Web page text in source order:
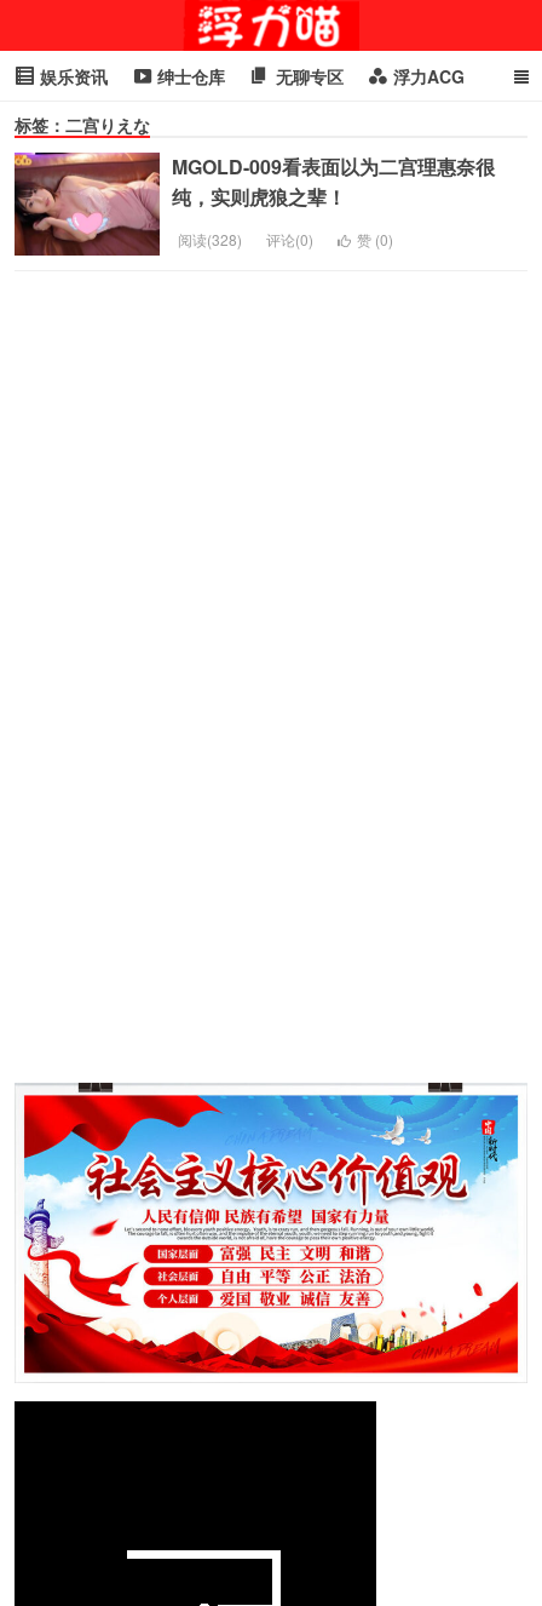
喵星闻
娱乐资讯 绅士仓库 无聊专区 浮力ACG
浮力GIF 明星头条
cosplay
标签：二宫りえな
MGOLD-009看表面以为二宫理惠奈很
纯，实则虎狼之辈！
阅读(328) 评论(0) 赞 (0)